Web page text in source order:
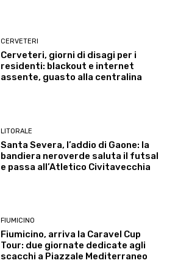
CERVETERI
Cerveteri, giorni di disagi per i
residenti: blackout e internet
assente, guasto alla centralina
LITORALE
Santa Severa, l’addio di Gaone: la
bandiera neroverde saluta il futsal
e passa all’Atletico Civitavecchia
FIUMICINO
Fiumicino, arriva la Caravel Cup
Tour: due giornate dedicate agli
scacchi a Piazzale Mediterraneo